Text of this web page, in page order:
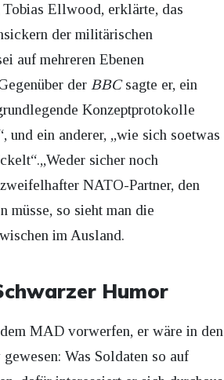
Tobias Ellwood, erklärte, das
der militärischen
auf mehreren Ebenen
der BBCsagte er, ein
Konzeptprotokolle
und ein anderer, „wie sich soetwas
sicher noch
NATO-Partner, den
müsse, so sieht man die
im Ausland.
Humor
MAD vorwerfen, er wäre in den
Was Soldaten so auf